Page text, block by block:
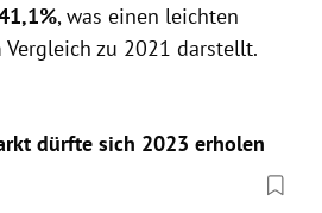
, was einen leichten
zu 2021 darstellt.
dürfte sich 2023 erholen